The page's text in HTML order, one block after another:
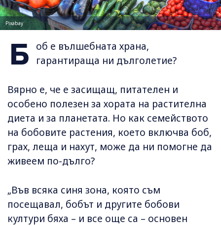
Pixabay
Б
об е вълшебната храна,
гарантираща ни дълголетие?
Вярно е, че е засищащ, питателен и
особено полезен за хората на растителна
диета и за планетата. Но как семейството
на бобовите растения, което включва боб,
грах, леща и нахут, може да ни помогне да
живеем по-дълго?
„Във всяка синя зона, която съм
посещавал, бобът и другите бобови
култури бяха – и все още са – основен